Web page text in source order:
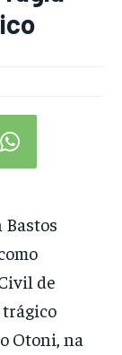
de
Otoni, na